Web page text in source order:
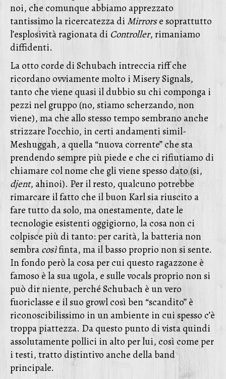
noi, che comunque abbiamo apprezzato
tantissimo la ricercatezza di Mirrorse soprattutto
l’esplosività ragionata di Controller, rimaniamo
diffidenti.
La otto corde di Schubach intreccia riff che
ricordano ovviamente molto i Misery Signals,
tanto che viene quasi il dubbio su chi componga i
pezzi nel gruppo (no, stiamo scherzando, non
viene), ma che allo stesso tempo sembrano anche
strizzare l’occhio, in certi andamenti simil-
Meshuggah, a quella “nuova corrente” che sta
prendendo sempre più piede e che ci rifiutiamo di
chiamare col nome che gli viene spesso dato (si,
djent, ahinoi). Per il resto, qualcuno potrebbe
rimarcare il fatto che il buon Karl sia riuscito a
fare tutto da solo, ma onestamente, date le
tecnologie esistenti oggigiorno, la cosa non ci
colpisce più di tanto: per carità, la batteria non
sembracosìfinta, ma il basso proprio non si sente.
In fondo però la cosa per cui questo ragazzone è
famoso è la sua ugola, e sulle vocals proprio non si
può dir niente, perché Schubach è un vero
fuoriclasse e il suo growl così ben “scandito” è
riconoscibilissimo in un ambiente in cui spesso c’è
troppa piattezza. Da questo punto di vista quindi
assolutamente pollici in alto per lui, così come per
i testi, tratto distintivo anche della band
principale.